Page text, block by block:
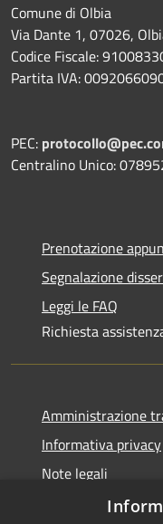
Comune di Olbia
Via Dante 1, 07026,
Codice Fiscale:
Partita IVA:
PEC:
Centralino Unico:
Prenotazione
Segnalazione
Leggi le FAQ
Richiesta
Amministrazione
Informativa privacy
Note legali
Dichiarazione di